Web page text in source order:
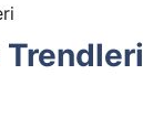
Trendleri